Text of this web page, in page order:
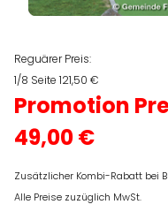
Reguärer Preis:
1/8 Seite 121,50 €
Promotion
49,00 €
Zusätzlicher Kombi-Rabatt bei
Alle Preise zuzüglich MwSt.